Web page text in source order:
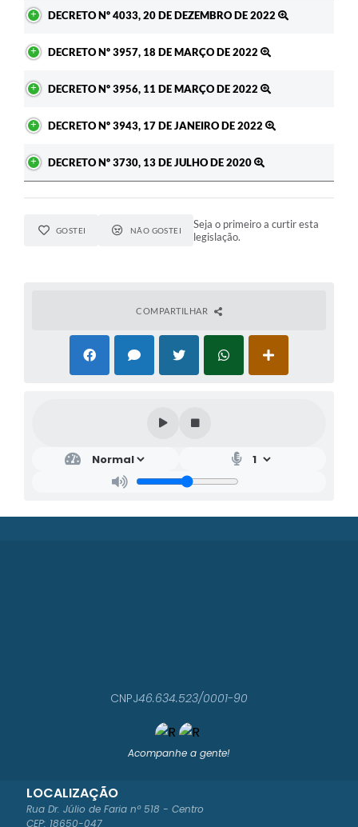
DECRETO Nº 4033, 20 DE DEZEMBRO DE 2022
DECRETO Nº 3957, 18 DE MARÇO DE 2022
DECRETO Nº 3956, 11 DE MARÇO DE 2022
DECRETO Nº 3943, 17 DE JANEIRO DE 2022
DECRETO Nº 3730, 13 DE JULHO DE 2020
GOSTEI NÃO GOSTEI
Seja o primeiro a curtir esta
legislação.
COMPARTILHAR
Acompanhe a gente!
LOCALIZAÇÃO
Rua Dr. Júlio de Faria nº 518 - Centro
CEP: 18650-047
CNPJ46.634.523/0001-90